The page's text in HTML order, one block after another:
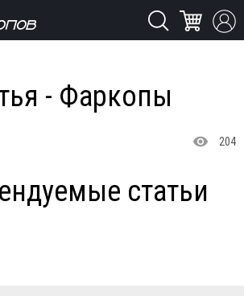
- Фаркопы
204
статьи